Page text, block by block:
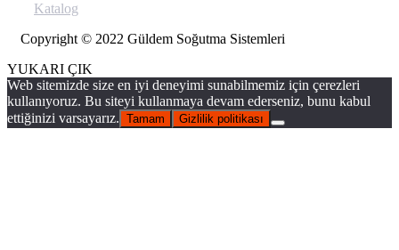
Katalog
Copyright © 2022 Güldem Soğutma Sistemleri
YUKARI ÇIK
Web sitemizde size en iyi deneyimi sunabilmemiz için çerezleri
kullanıyoruz. Bu siteyi kullanmaya devam ederseniz, bunu kabul
ettiğinizi varsayarız. Tamam Gizlilik politikası